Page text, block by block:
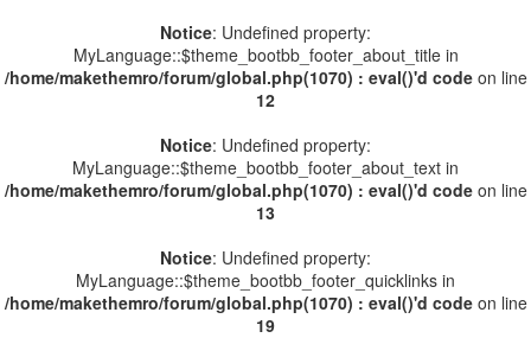
Notice: Undefined property:
MyLanguage::$theme_bootbb_footer_about_title in
/home/makethemro/forum/global.php(1070) : eval()'d codeon line
12
Notice: Undefined property:
MyLanguage::$theme_bootbb_footer_about_text in
/home/makethemro/forum/global.php(1070) : eval()'d codeon line
13
Notice: Undefined property:
MyLanguage::$theme_bootbb_footer_quicklinks in
/home/makethemro/forum/global.php(1070) : eval()'d codeon line
19